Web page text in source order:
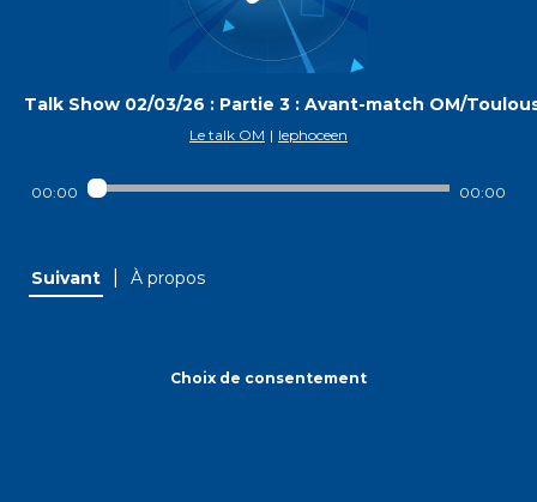
Talk Show 02/03/26 : Partie 3 : Avant-match OM/
Le talk OM | lephoceen
00:00 00:00
Suivant À propos
Choix de consentement